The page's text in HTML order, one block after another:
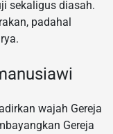
sekaligus diasah.
padahal
wajah Gereja
Gereja